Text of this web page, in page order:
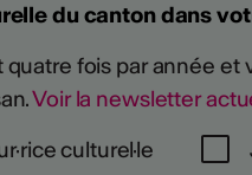
du canton dans
fois par année
Voir la newsletter
culturel·le